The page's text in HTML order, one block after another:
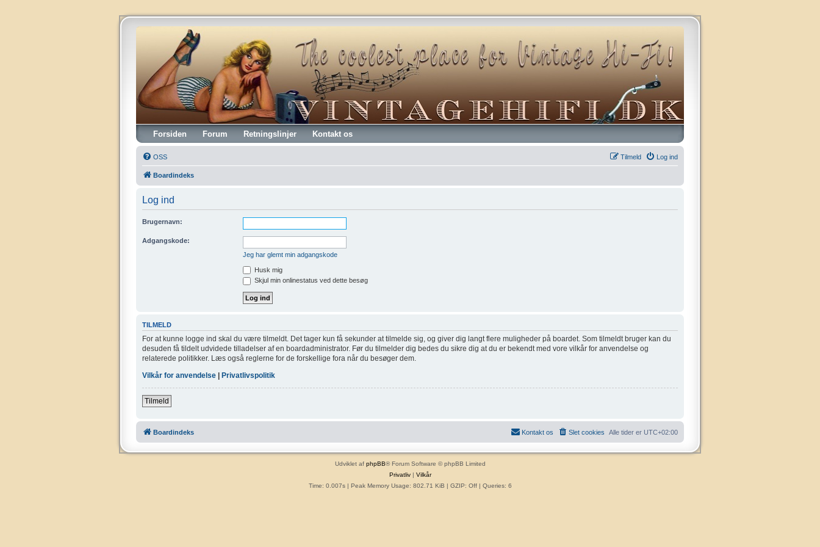
Vintagehifi.dk
Forsiden Forum Retningslinjer Kontakt os
OSS Log ind
Tilmeld
Boardindeks
Log ind
Brugernavn:
Adgangskode:
Jeg har glemt min adgangskode
Husk mig
Skjul min onlinestatus ved dette besøg
TILMELD
For at kunne logge ind skal du være tilmeldt. Det tager kun få sekunder at tilmelde sig, og giver dig langt flere muligheder på boardet. Som tilmeldt bruger kan du
desuden få tildelt udvidede tilladelser af en boardadministrator. Før du tilmelder dig bedes du sikre dig at du er bekendt med vore vilkår for anvendelse og
relaterede politikker. Læs også reglerne for de forskellige fora når du besøger dem.
Vilkår for anvendelse
Privatlivspolitik
Tilmeld
Boardindeks Alle tider er UTC+02:00
Slet cookies
Kontakt os
Udviklet af phpBB® Forum Software © phpBB Limited
Privatliv| Vilkår
Time: 0.007s| Peak Memory Usage: 802.71 KiB | GZIP: Off | Queries: 6